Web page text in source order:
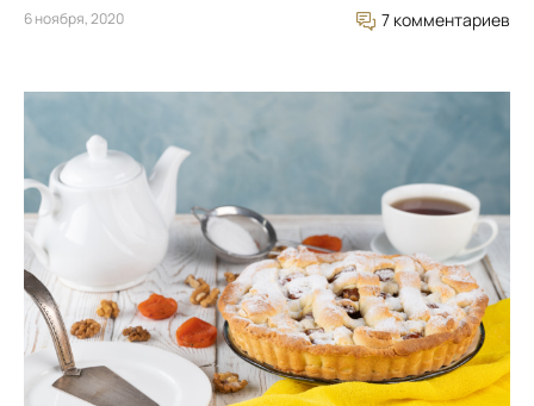
6 ноября, 2020 7 комментариев